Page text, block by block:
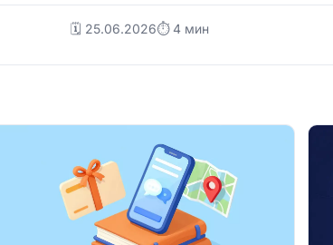
🗓️ 25.06.2026⏱ 4 мин